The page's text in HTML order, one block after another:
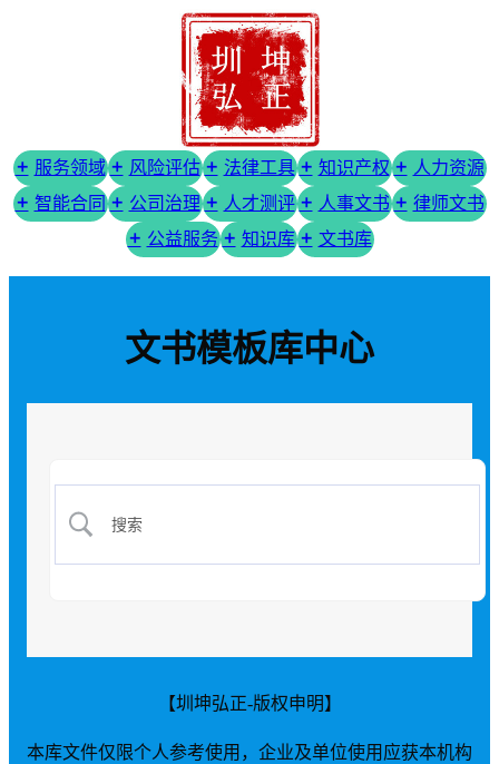
服务领域 风险评估 法律工具 知识产权
人力资源
智能合同
公司治理 人才测评 人事文书
律师文书
公益服务
知识库 文书库
文书模板库中心
【圳坤弘正-版权申明】
本库文件仅限个人参考使用，企业及单位使用应获本机构